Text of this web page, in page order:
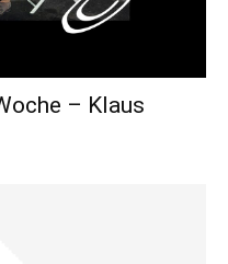
– Klaus